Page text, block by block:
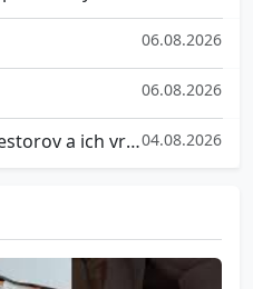
06.08.2026
06.08.2026
Prenájom nebytových priestorov a ich vrátenie04.08.2026